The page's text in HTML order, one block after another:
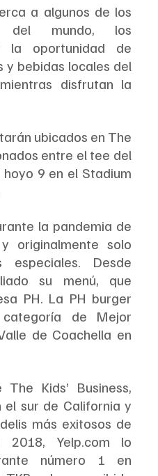
a algunos de los
del mundo, los
la oportunidad de
bebidas locales del
disfrutan la
ubicados en The
entre el tee del
9 en el Stadium
la pandemia de
originalmente solo
Desde
su menú, que
PH. La PH burger
de Mejor
de Coachella en
Kids’ Business,
sur de California y
más exitosos de
2018, Yelp.com lo
número 1 en